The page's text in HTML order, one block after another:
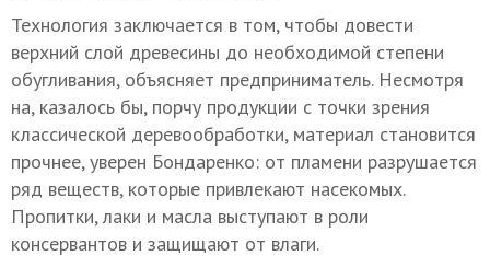
Технология заключается в том, чтобы довести
верхний слой древесины до необходимой степени
обугливания, объясняет предприниматель. Несмотря
на, казалось бы, порчу продукции с точки зрения
классической деревообработки, материал становится
прочнее, уверен Бондаренко: от пламени разрушается
ряд веществ, которые привлекают насекомых.
Пропитки, лаки и масла выступают в роли
консервантов и защищают от влаги.